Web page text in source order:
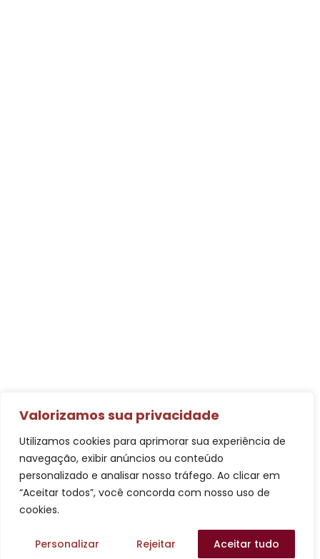
Valorizamos sua privacidade
Utilizamos cookies para aprimorar sua experiência de
navegação, exibir anúncios ou conteúdo
personalizado e analisar nosso tráfego. Ao clicar em
“Aceitar todos”, você concorda com nosso uso de
cookies.
Personalizar Rejeitar Aceitar tudo